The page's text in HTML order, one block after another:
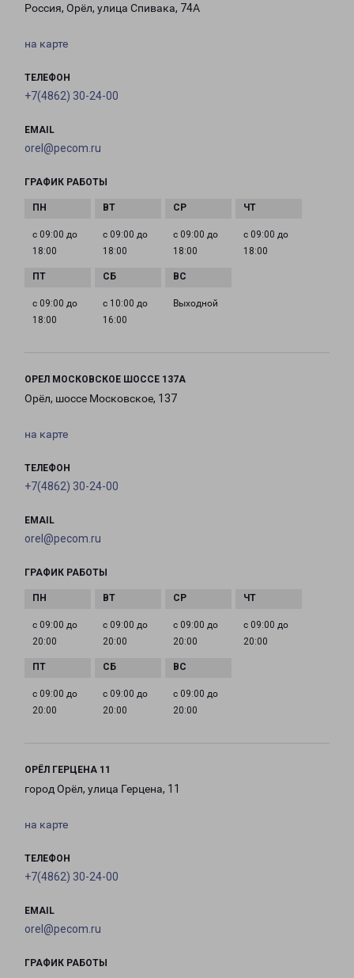
Россия, Орёл, улица Спивака, 74А
на карте
ТЕЛЕФОН
+7(4862) 30-24-00
EMAIL
orel@pecom.ru
ГРАФИК РАБОТЫ
с 09:00 до
18:00
с 09:00 до
18:00
с 09:00 до
18:00
с 09:00 до
18:00
с 09:00 до
18:00
с 10:00 до
16:00
Выходной
ОРЕЛ МОСКОВСКОЕ ШОССЕ 137А
Орёл, шоссе Московское, 137
на карте
ТЕЛЕФОН
+7(4862) 30-24-00
EMAIL
orel@pecom.ru
ГРАФИК РАБОТЫ
с 09:00 до
20:00
с 09:00 до
20:00
с 09:00 до
20:00
с 09:00 до
20:00
с 09:00 до
20:00
с 09:00 до
20:00
с 09:00 до
20:00
ОРЁЛ ГЕРЦЕНА 11
город Орёл, улица Герцена, 11
на карте
ТЕЛЕФОН
+7(4862) 30-24-00
EMAIL
orel@pecom.ru
ГРАФИК РАБОТЫ